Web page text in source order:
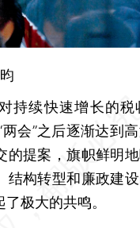
续快速增长的税
会”之后逐渐达到
的提案，旗帜鲜明
结构转型和廉政建设
极大的共鸣。